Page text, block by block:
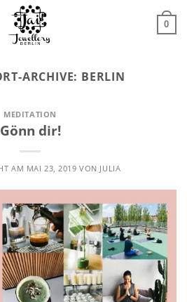
0
ARCHIVE: BERLIN
MEDITATION
Gönn dir!
AM MAI 23, 2019 VON JULIA